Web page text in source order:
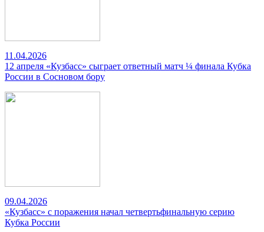
11.04.2026
12 апреля «Кузбасс» сыграет ответный матч ¼ финала Кубка
России в Сосновом бору
09.04.2026
«Кузбасс» с поражения начал четвертьфинальную серию
Кубка России